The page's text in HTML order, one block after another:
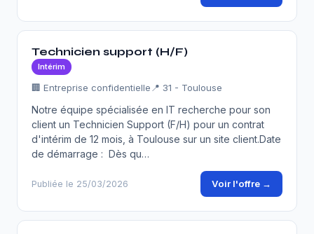
Technicien support (H/F)
Intérim
🏢 Entreprise confidentielle 📍 31 - Toulouse
Notre équipe spécialisée en IT recherche pour son
client un Technicien Support (F/H) pour un contrat
d'intérim de 12 mois, à Toulouse sur un site client.Date
de démarrage : Dès qu…
Publiée le 25/03/2026 Voir l'offre →